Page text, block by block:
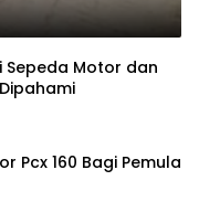
Sepeda Motor dan
Pcx 160 Bagi Pemula